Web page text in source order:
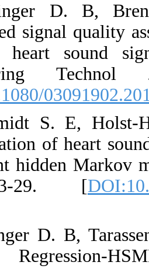
15.
Automated
recorded
[
16.
dependent
17.
Logistic